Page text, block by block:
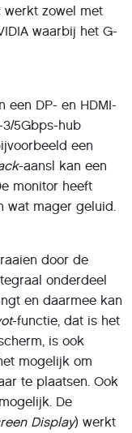
werkt zowel met
waarbij het G-
een DP- en HDMI-
5Gbps-hub
een
-aansl kan een
monitor heeft
wat mager geluid.
door de
onderdeel
en daarmee kan
-functie, dat is het
is ook
mogelijk om
te plaatsen. Ook
De
Display) werkt